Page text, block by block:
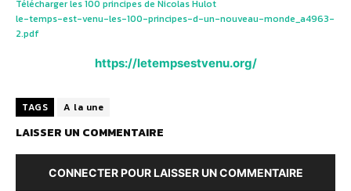
Télécharger les 100 principes de Nicolas Hulot
le-temps-est-venu-les-100-principes-d-un-nouveau-monde_a4963-
2.pdf
https://letempsestvenu.org/
TAGS A la une
LAISSER UN COMMENTAIRE
CONNECTER POUR LAISSER UN COMMENTAIRE